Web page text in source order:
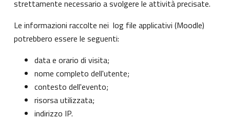
strettamente necessario a svolgere le attività precisate.
Le informazioni raccolte nei log file applicativi (Moodle)
potrebbero essere le seguenti:
data e orario di visita;
nome completo dell'utente;
contesto dell'evento;
risorsa utilizzata;
indirizzo IP.